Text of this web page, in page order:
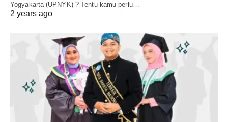
Yogyakarta (UPNYK) ? Tentu kamu perlu…
2 years ago